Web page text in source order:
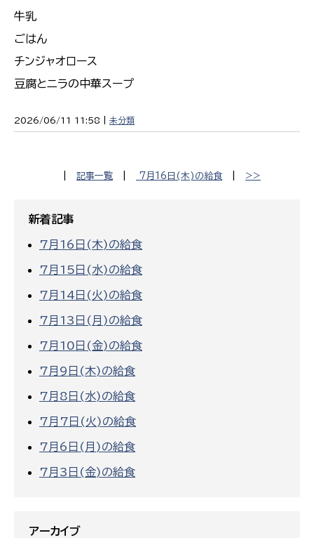
牛乳
ごはん
チンジャオロース
豆腐とニラの中華スープ
2026/06/11 11:58 | 未分類
記事一覧 7月16日(木)の給食 >>
新着記事
7月16日(木)の給食
7月15日(水)の給食
7月14日(火)の給食
7月13日(月)の給食
7月10日(金)の給食
7月9日(木)の給食
7月8日(水)の給食
7月7日(火)の給食
7月6日(月)の給食
7月3日(金)の給食
アーカイブ